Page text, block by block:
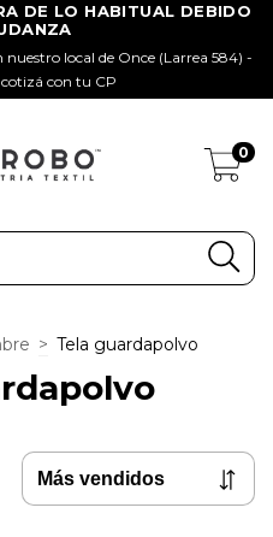
local de Once (Larrea 584) -
con tu CP
0
> Tela guardapolvo